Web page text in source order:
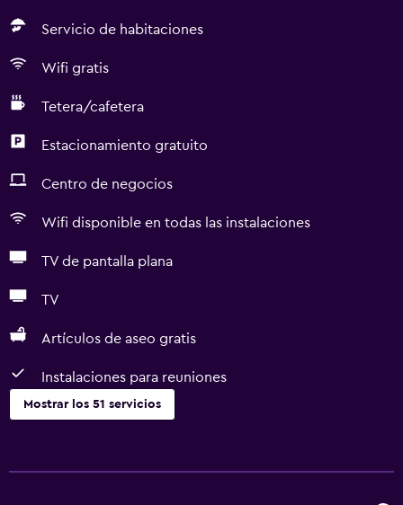
Servicio de habitaciones
Wifi gratis
Tetera/cafetera
Estacionamiento gratuito
Centro de negocios
Wifi disponible en todas las instalaciones
TV de pantalla plana
TV
Artículos de aseo gratis
Instalaciones para reuniones
Mostrar los 51 servicios
Wifi gratis